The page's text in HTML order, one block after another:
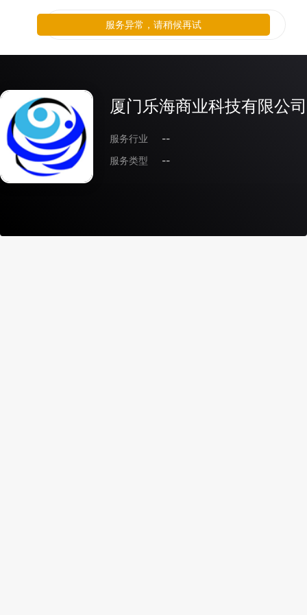
厦门乐海商业科技有限公司
服务行业
--
服务类型
--
服务异常，请稍候再试